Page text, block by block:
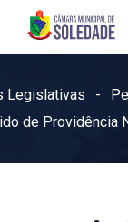
Legislativas
de Providência